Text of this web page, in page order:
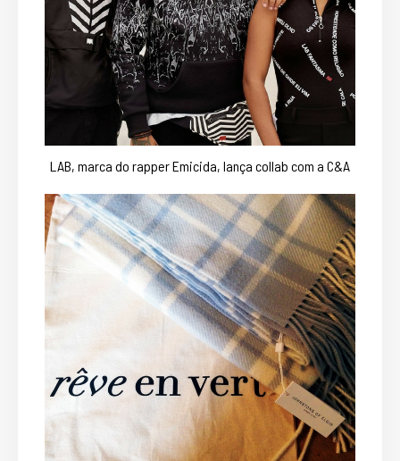
LAB, marca do rapper Emicida, lança collab com a C&A